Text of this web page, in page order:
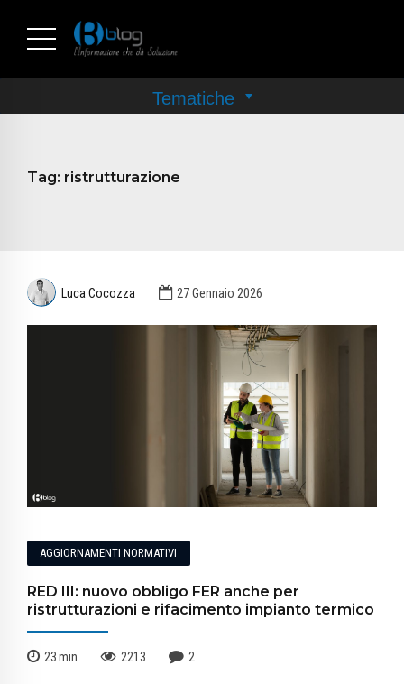
Tag: ristrutturazione
Luca Cocozza 27 Gennaio 2026
AGGIORNAMENTI NORMATIVI
RED III: nuovo obbligo FER anche per
ristrutturazioni e rifacimento impianto termico
23min 2213 2